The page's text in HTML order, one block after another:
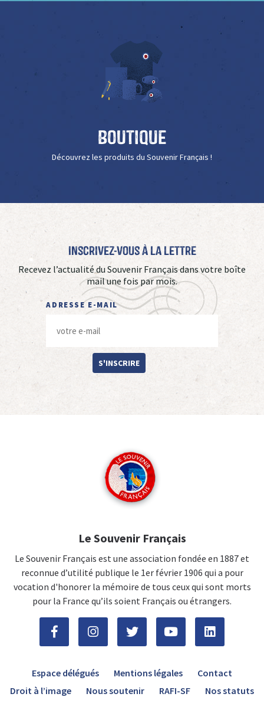
Boutique
Découvrez les produits du Souvenir Français !
Inscrivez-vous à La Lettre
Recevez l’actualité du Souvenir Français dans votre boîte
mail une fois par mois.
ADRESSE E-MAIL
S'INSCRIRE
Le Souvenir Français
Le Souvenir Français est une association fondée en 1887 et
reconnue d’utilité publique le 1er février 1906 qui a pour
vocation d'honorer la mémoire de tous ceux qui sont morts
pour la France qu’ils soient Français ou étrangers.
Espace délégués Mentions légales
Contact
Droit à l’image
Nous soutenir RAFI-SF Nos statuts